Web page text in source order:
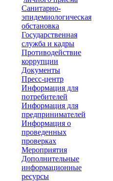
Санитарно-
эпидемиологическая
обстановка
Государственная
служба и кадры
Противодействие
коррупции
Документы
Пресс-центр
Информация для
потребителей
Информация для
предпринимателей
Информация о
проведенных
проверках
Мероприятия
Дополнительные
информационные
ресурсы